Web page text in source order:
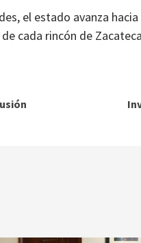
el estado avanza
cada rincón de